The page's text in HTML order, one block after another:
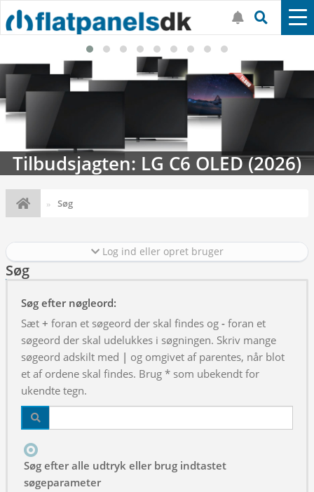
Tilbudsjagten: LG C6 OLED (2026)
Søg
Log ind eller opret bruger
Søg
Søg efter nøgleord:
Sæt + foran et søgeord der skal findes og - foran et
søgeord der skal udelukkes i søgningen. Skriv mange
søgeord adskilt med | og omgivet af parentes, når blot
et af ordene skal findes. Brug * som ubekendt for
ukendte tegn.
Søg efter alle udtryk eller brug indtastet
søgeparameter